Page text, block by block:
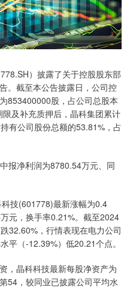
）披露了关于控股股东部
。截至本公告披露日，公司控
853400000股，占公司总股本
及补充质押后，晶科集团累计
有公司股份总额的53.81%，占
净利润为8780.54万元、同
技(601778)最新涨幅为0.4
元，换手率0.21%。截至2024
32.60%，行情表现在电力公司
平（-12.39%）低20.21个点。
晶科科技最新每股净资产为
54，较同业已披露公司平均水